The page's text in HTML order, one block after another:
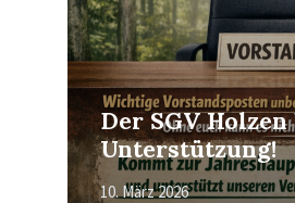
Der SGV
Unterstützung!
10. März 2026